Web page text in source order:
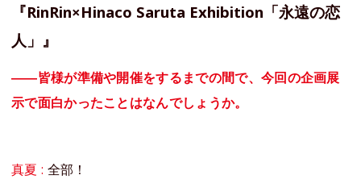
『RinRin×Hinaco Saruta Exhibition「永遠の恋
人」』
――皆様が準備や開催をするまでの間で、今回の企画展
示で面白かったことはなんでしょうか。
真夏 : 全部！